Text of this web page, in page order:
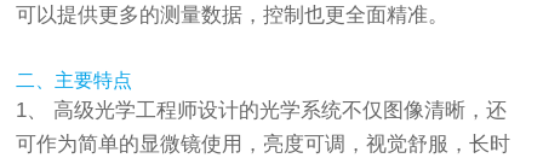
可以提供更多的测量数据，控制也更全面精准。
二、主要特点
1、 高级光学工程师设计的光学系统不仅图像清晰，还
可作为简单的显微镜使用，亮度可调，视觉舒服，长时